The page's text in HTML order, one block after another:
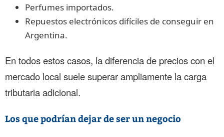
Perfumes importados.
Repuestos electrónicos difíciles de conseguir en
Argentina.
En todos estos casos, la diferencia de precios con el
mercado local suele superar ampliamente la carga
tributaria adicional.
Los que podrían dejar de ser un negocio